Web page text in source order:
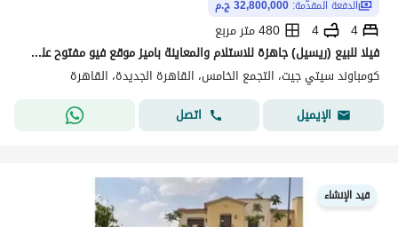
الدفعة المقدّمة: 32,800,000 ج.م
4
4
480 متر مربع
فيلا للبيع (ريسيل) جاهزة للاستلام والمعاينة باميز موقع فيو مفتوح علي مساحات خضراء في كمبوند سيتي جيت التجمع الخامس
كومباوند سيتي جيت، التجمع الخامس، القاهرة الجديدة، القاهرة
الإيميل
اتصل
قيد الإنشاء